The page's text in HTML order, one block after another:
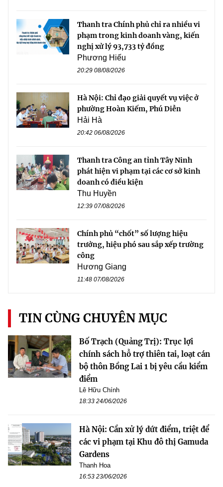
Thanh tra Chính phủ chỉ ra nhiều vi
phạm trong kinh doanh vàng, kiến
nghị xử lý 93,733 tỷ đồng
Phương Hiếu
20:29 08/08/2026
Hà Nội: Chỉ đạo giải quyết vụ việc ở
phường Hoàn Kiếm, Phú Diễn
Hải Hà
20:42 06/08/2026
Thanh tra Công an tỉnh Tây Ninh
phát hiện vi phạm tại các cơ sở kinh
doanh có điều kiện
Thu Huyền
12:39 07/08/2026
Chính phủ “chốt” số lượng hiệu
trưởng, hiệu phó sau sắp xếp trường
công
Hương Giang
11:48 07/08/2026
TIN CÙNG CHUYÊN MỤC
Bố Trạch (Quảng Trị): Trục lợi
chính sách hỗ trợ thiên tai, loạt cán
bộ thôn Bồng Lai 1 bị yêu cầu kiểm
điểm
Lê Hữu Chính
18:33 24/06/2026
Hà Nội: Cần xử lý dứt điểm, triệt để
các vi phạm tại Khu đô thị Gamuda
Gardens
Thanh Hoa
16:53 23/06/2026